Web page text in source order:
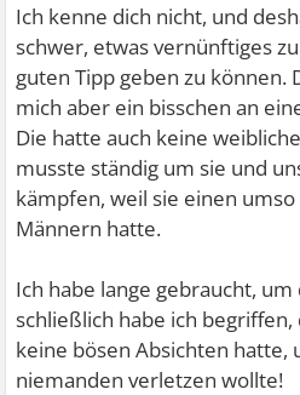
Ich kenne dich nicht, und
schwer, etwas vernünftiges
guten Tipp geben zu
mich aber ein bisschen an
Die hatte auch keine
musste ständig um sie und
kämpfen, weil sie einen
Männern hatte.
Ich habe lange gebraucht,
schließlich habe ich
keine bösen Absichten hatte,
niemanden verletzen wollte!